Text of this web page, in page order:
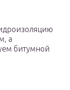
а
битумной